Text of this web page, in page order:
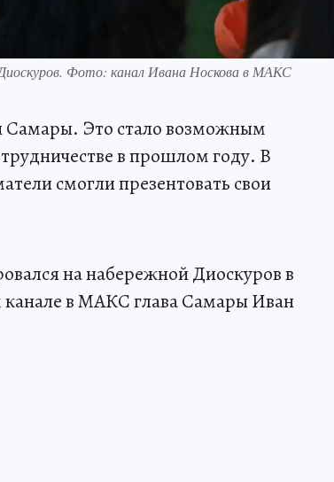
Фото: канал Ивана Носкова в МАКС
Самары. Это стало возможным
в прошлом году. В
смогли презентовать свои
на набережной Диоскуров в
канале в МАКС глава Самары Иван